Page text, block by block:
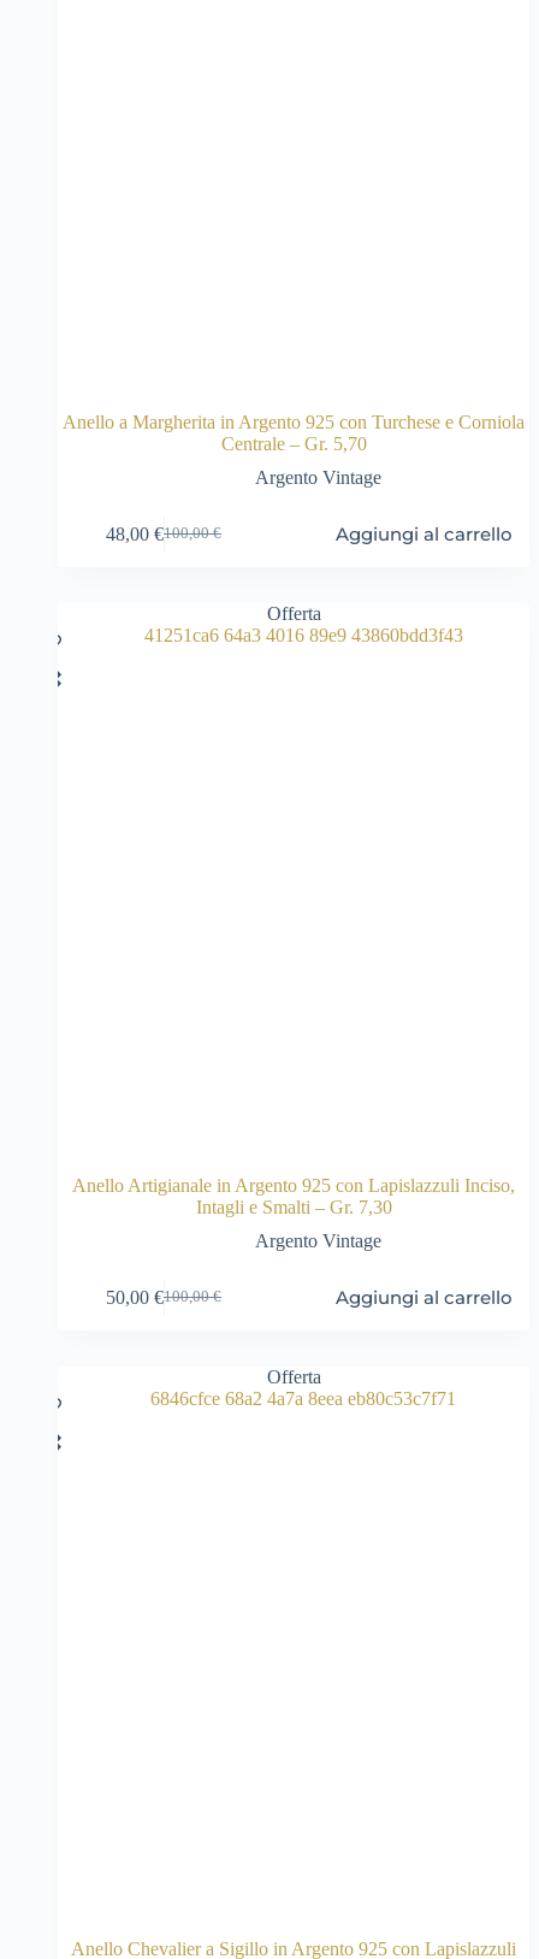
Anello a Margherita in Argento 925 con Turchese e Corniola
Centrale – Gr. 5,70
Argento Vintage
100,00€
Il
100,00 €.
48,00 €Il
48,00 €.
Aggiungi al carrello
Offerta
Anello Artigianale in Argento 925 con Lapislazzuli Inciso,
Intagli e Smalti – Gr. 7,30
Argento Vintage
100,00€
Il
100,00 €.
50,00 €Il
50,00 €.
Aggiungi al carrello
Offerta
Anello Chevalier a Sigillo in Argento 925 con Lapislazzuli